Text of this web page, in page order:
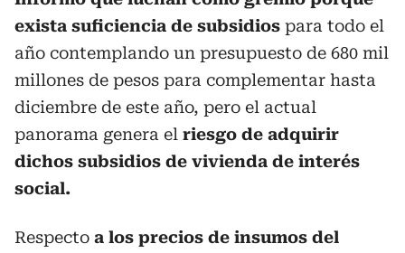
exista suficiencia de subsidios para todo el
año contemplando un presupuesto de 680 mil
millones de pesos para complementar hasta
diciembre de este año, pero el actual
panorama genera el riesgo de adquirir
dichos subsidios de vivienda de interés
social.
Respecto a los precios de insumos del